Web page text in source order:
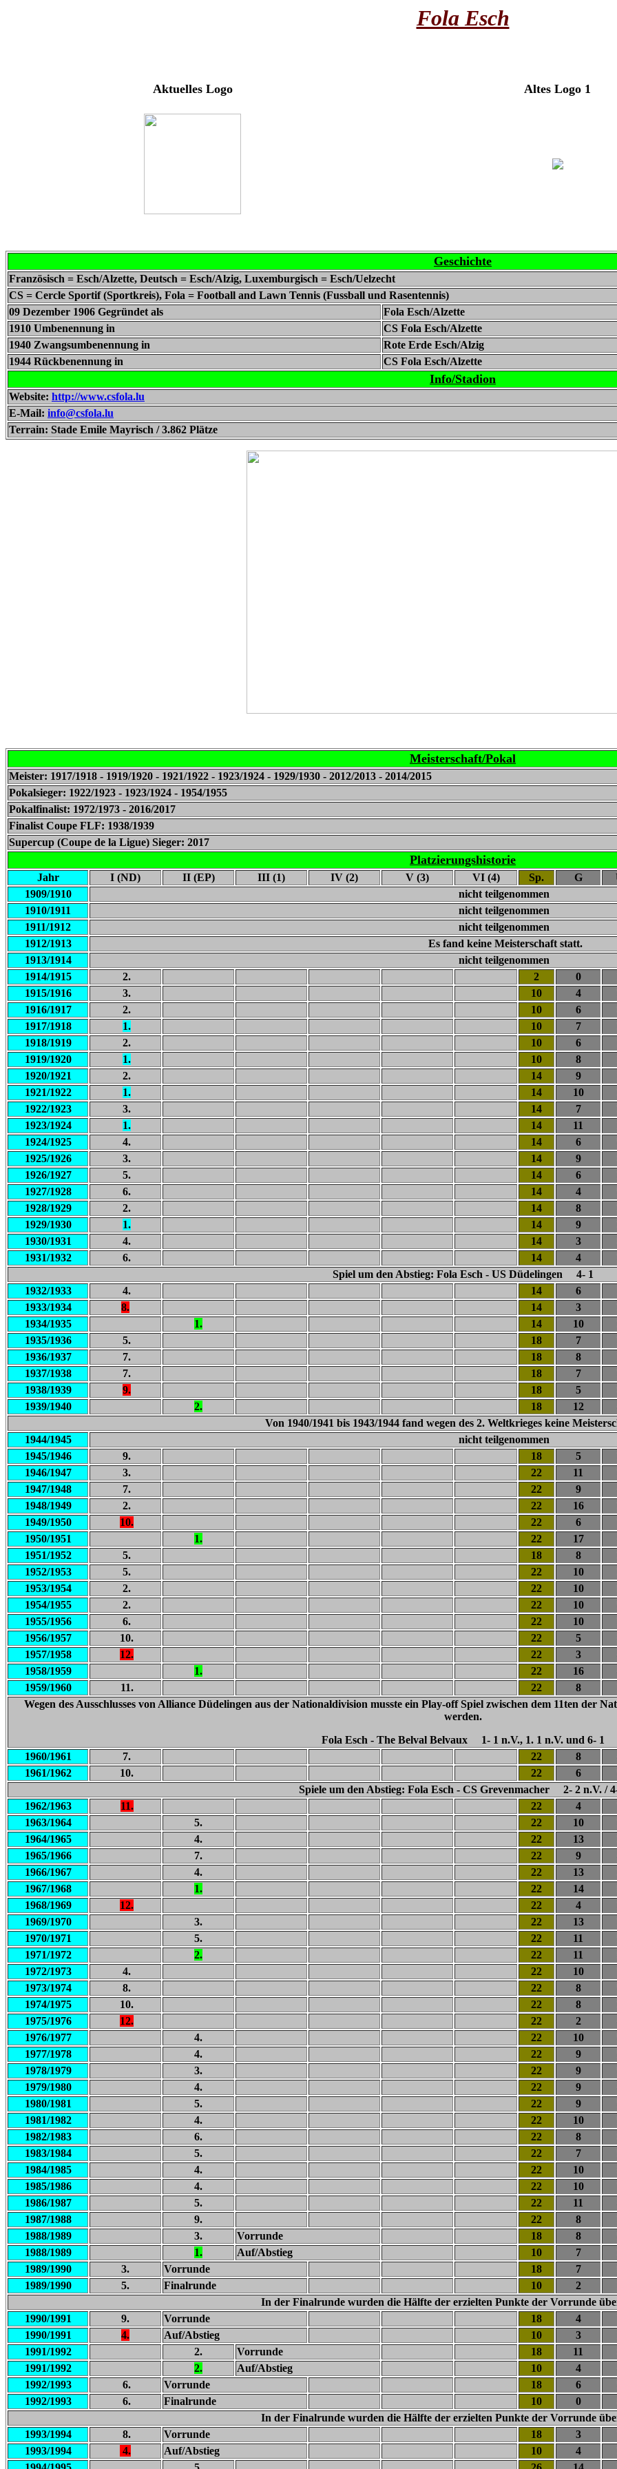
Fola Esch
Aktuelles Logo Altes Logo 1
Geschichte
Französisch = Esch/Alzette, Deutsch = Esch/Alzig, Luxemburgisch = Esch/Uelzecht
CS = Cercle Sportif (Sportkreis), Fola = Football and Lawn Tennis (Fussball und Rasentennis)
09 Dezember 1906 Gegründet als
Fola Esch/Alzette
1910 Umbenennung in
CS Fola Esch/Alzette
1940 Zwangsumbenennung in
Rote Erde Esch/Alzig
1944 Rückbenennung in
CS Fola Esch/Alzette
Info/Stadion
Website: http://www.csfola.lu
E-Mail: info@csfola.lu
Terrain: Stade Emile Mayrisch / 3.862 Plätze
Meisterschaft/Pokal
Meister: 1917/1918 - 1919/1920 - 1921/1922 - 1923/1924 - 1929/1930 - 2012/2013 - 2014/2015
Pokalsieger: 1922/1923 - 1923/1924 - 1954/1955
Pokalfinalist: 1972/1973 - 2016/2017
Finalist Coupe FLF: 1938/1939
Supercup (Coupe de la Ligue) Sieger: 2017
Platzierungshistorie
Jahr I (ND) II (EP) III (1) IV (2) V (3) VI (4) Sp. G
1909/1910
nicht teilgenommen
1910/1911
nicht teilgenommen
1911/1912
nicht teilgenommen
1912/1913
Es fand keine Meisterschaft statt.
1913/1914
nicht teilgenommen
1914/1915
2. 2 0
1915/1916
3. 10 4
1916/1917
2. 10 6
1917/1918
1. 10 7
1918/1919
2. 10 6
1919/1920
1. 10 8
1920/1921
2. 14 9
1921/1922
1. 14 10
1922/1923
3. 14 7
1923/1924
1. 14 11
1924/1925
4. 14 6
1925/1926
3. 14 9
1926/1927
5. 14 6
1927/1928
6. 14 4
1928/1929
2. 14 8
1929/1930
1. 14 9
1930/1931
4. 14 3
1931/1932
6. 14 4
Spiel um den Abstieg: Fola Esch - US Düdelingen 4- 1
1932/1933
4. 14 6
1933/1934
8. 14 3
1934/1935
1. 14 10
1935/1936
5. 18 7
1936/1937
7. 18 8
1937/1938
7. 18 7
1938/1939
9. 18 5
1939/1940
2. 18 12
Von 1940/1941 bis 1943/1944 fand wegen des 2. Weltkrieges keine
1944/1945
nicht teilgenommen
1945/1946
9. 18 5
1946/1947
3. 22 11
1947/1948
7. 22 9
1948/1949
2. 22 16
1949/1950
10. 22 6
1950/1951
1. 22 17
1951/1952
5. 18 8
1952/1953
5. 22 10
1953/1954
2. 22 10
1954/1955
2. 22 10
1955/1956
6. 22 10
1956/1957
10. 22 5
1957/1958
12. 22 3
1958/1959
1. 22 16
1959/1960
11. 22 8
Wegen des Ausschlusses von Alliance Düdelingen aus der Nationaldivision musste ein Play-off Spiel zwischen dem 11ten der
werden.
Fola Esch - The Belval Belvaux 1- 1 n.V., 1. 1 n.V. und 6- 1
1960/1961
7. 22 8
1961/1962
10. 22 6
Spiele um den Abstieg: Fola Esch - CS Grevenmacher 2- 2 n.V. /
1962/1963
11. 22 4
1963/1964
5. 22 10
1964/1965
4. 22 13
1965/1966
7. 22 9
1966/1967
4. 22 13
1967/1968
1. 22 14
1968/1969
12. 22 4
1969/1970
3. 22 13
1970/1971
5. 22 11
1971/1972
2. 22 11
1972/1973
4. 22 10
1973/1974
8. 22 8
1974/1975
10. 22 8
1975/1976
12. 22 2
1976/1977
4. 22 10
1977/1978
4. 22 9
1978/1979
3. 22 9
1979/1980
4. 22 9
1980/1981
5. 22 9
1981/1982
4. 22 10
1982/1983
6. 22 8
1983/1984
5. 22 7
1984/1985
4. 22 10
1985/1986
4. 22 10
1986/1987
5. 22 11
1987/1988
9. 22 8
1988/1989
3. Vorrunde 18 8
1988/1989
1. Auf/Abstieg 10 7
1989/1990
3. Vorrunde 18 7
1989/1990
5. Finalrunde 10 2
In der Finalrunde wurden die Hälfte der erzielten Punkte der Vorrunde
1990/1991
9. Vorrunde 18 4
1990/1991
4. Auf/Abstieg 10 3
1991/1992
2. Vorrunde 18 11
1991/1992
2. Auf/Abstieg 10 4
1992/1993
6. Vorrunde 18 6
1992/1993
6. Finalrunde 10 0
In der Finalrunde wurden die Hälfte der erzielten Punkte der Vorrunde
1993/1994
8. Vorrunde 18 3
1993/1994
4. Auf/Abstieg 10 4